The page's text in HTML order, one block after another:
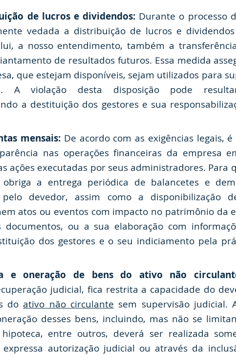
de lucros e dividendos: Durante o processo
vedada a distribuição de lucros e
a nosso entendimento, também a
de resultados futuros. Essa medida
que estejam disponíveis, sejam utilizados para
A violação desta disposição pode
a destituição dos gestores e sua
mensais: De acordo com as exigências legais,
nas operações financeiras da empresa
ações executadas por seus administradores. Para
a entrega periódica de balancetes e
devedor, assim como a disponibilização
atos ou eventos com impacto no patrimônio da
documentos, ou a sua elaboração com
dos gestores e o seu indiciamento pela
e oneração de bens do ativo não
judicial, fica restrita a capacidade do
do ativo não circulante sem supervisão judicial.
desses bens, incluindo, mas não se
entre outros, deverá ser realizada
expressa autorização judicial ou através da